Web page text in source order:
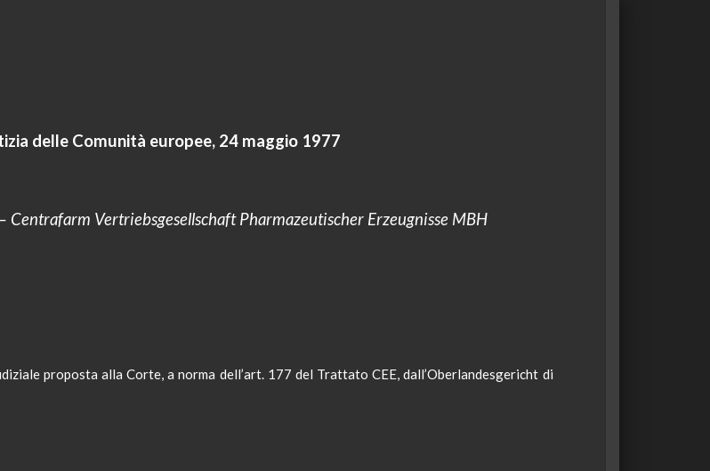
delle Comunità europee, 24 maggio 1977
– Centrafarm Vertriebsgesellschaft Pharmazeutischer Erzeugnisse MBH
proposta alla Corte, a norma dell’art. 177 del Trattato CEE, dall’Oberlandesgericht di